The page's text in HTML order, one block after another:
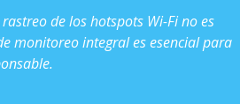
de los hotspots Wi-Fi no es
monitoreo integral es esencial para